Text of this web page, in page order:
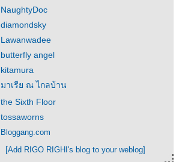
NaughtyDoc
diamondsky
Lawanwadee
butterfly angel
kitamura
มาเรีย ณ ไกลบ้าน
the Sixth Floor
tossaworns
Bloggang.com
[Add RIGO RIGHI's blog to your weblog]